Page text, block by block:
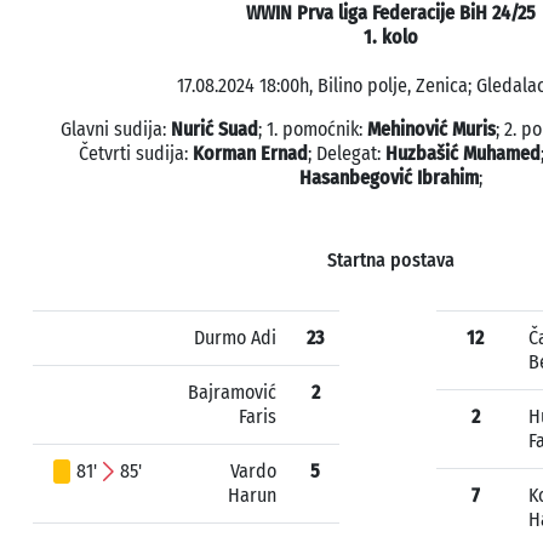
WWIN Prva liga Federacije BiH 24/25
1. kolo
17.08.2024 18:00h, Bilino polje, Zenica;
Glavni sudija: Nurić Suad; 1. pomoćnik: Mehinović Muris; 2.
Četvrti sudija: Korman Ernad; Delegat: Huzbašić Muhamed
Hasanbegović Ibrahim;
Startna postava
Durmo Adi 23
Bajramović
Faris
2
81' 85'
Vardo
Harun
5
12
2
7